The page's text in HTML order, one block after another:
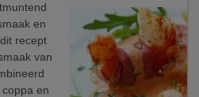
en
recept
van
en